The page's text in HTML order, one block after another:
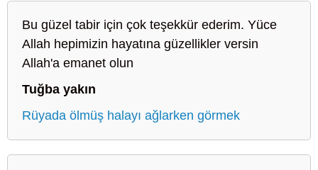
Bu güzel tabir için çok teşekkür ederim. Yüce
Allah hepimizin hayatına güzellikler versin
Allah'a emanet olun
Tuğba yakın
Rüyada ölmüş halayı ağlarken görmek